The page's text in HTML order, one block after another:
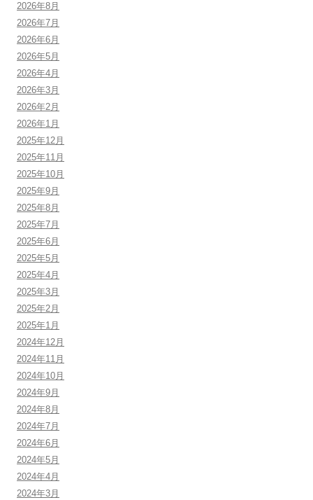
2026年8月
2026年7月
2026年6月
2026年5月
2026年4月
2026年3月
2026年2月
2026年1月
2025年12月
2025年11月
2025年10月
2025年9月
2025年8月
2025年7月
2025年6月
2025年5月
2025年4月
2025年3月
2025年2月
2025年1月
2024年12月
2024年11月
2024年10月
2024年9月
2024年8月
2024年7月
2024年6月
2024年5月
2024年4月
2024年3月